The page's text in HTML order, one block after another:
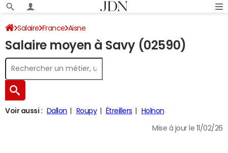
Salaire France Aisne
Salaire moyen à Savy (02590)
Voir aussi : Dallon Roupy Étreillers Holnon
Mise à jour le 11/02/26